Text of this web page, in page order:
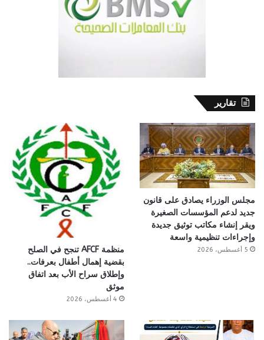
تقارير
مجلس الوزراء يصادق على قانون
جديد لدعم المؤسسات الصغيرة
ويقر إنشاء مكاتب توثيق جديدة
وإجراءات تنظيمية واسعة
5 أغسطس، 2026
منظمة AFCF تنجح في الصلح
بقضية إهمال أطفال بعرفات..
وإطلاق سراح الأب بعد اتفاق
موثق
4 أغسطس، 2026